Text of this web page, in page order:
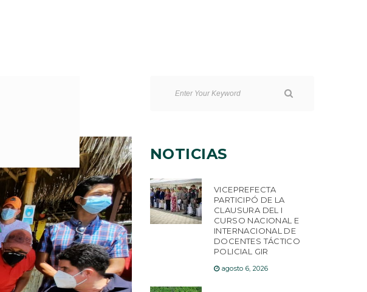
NOTICIAS
VICEPREFECTA
PARTICIPÓ DE LA
CLAUSURA DEL I
CURSO NACIONAL E
INTERNACIONAL DE
DOCENTES TÁCTICO
POLICIAL GIR
agosto 6, 2026